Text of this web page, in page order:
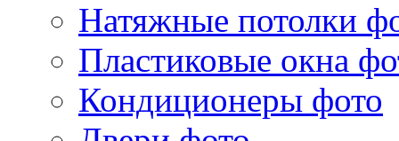
Натяжные потолки
Пластиковые окна
Кондиционеры фото